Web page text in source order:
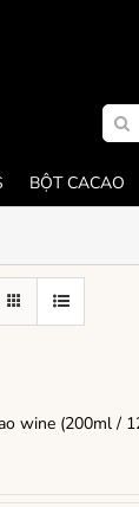
for:
BỘT CACAO
wine (200ml /